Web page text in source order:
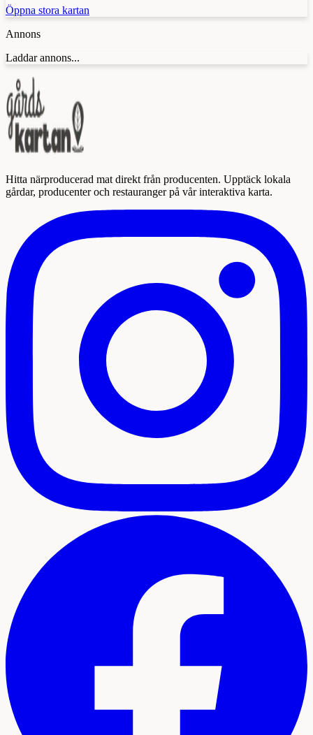
Öppna stora kartan
Annons
Laddar annons...
Hitta närproducerad mat direkt från producenten. Upptäck lokala
gårdar, producenter och restauranger på vår interaktiva karta.